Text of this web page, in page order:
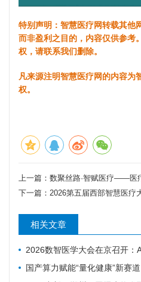
特别声明：智慧医疗网转载其他
而非盈利之目的，内容仅供参考
权，请联系我们删除。
凡来源注明智慧医疗网的内容为
权。
上一篇： 数聚丝路·智赋医疗——医
下一篇： 2026第五届西部智慧医疗大会
相关文章
2026数智医学大会在京召开：AI正重塑
国产算力赋能“量化健康”新赛道，医疗